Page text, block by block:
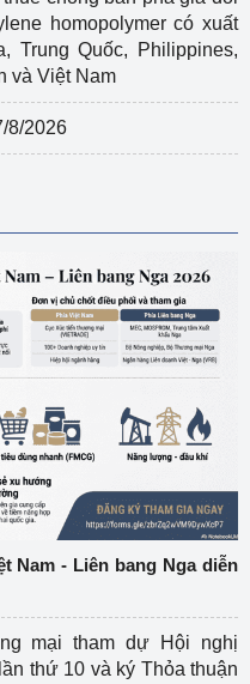
homopolymer có xuất
Trung Quốc, Philippines,
và Việt Nam
8/2026
Nam - Liên bang Nga diễn
mại tham dự Hội nghị
thứ 10 và ký Thỏa thuận